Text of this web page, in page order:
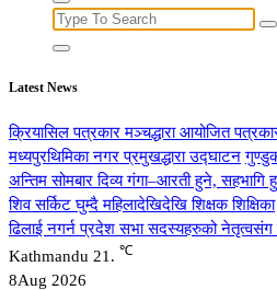
Search
for:
Latest News
क्रियासिल पत्रकार मञ्चद्धारा आयोजित
मध्यपुरथिमिका नगर प्रमुखद्धारा उद्घाटन
अन्तिम सोमबार दिव्य गंगा–आरती हुने, सहभागि
शिव सर्किट घुम्दै महिलादेखिदेखि शिक्षक शिक्षिका
ढिलाई नगर्न प्रदेश सभा सदस्यहरुको नेतृत्वसंग
Kathmandu 21. ℃
8Aug 2026